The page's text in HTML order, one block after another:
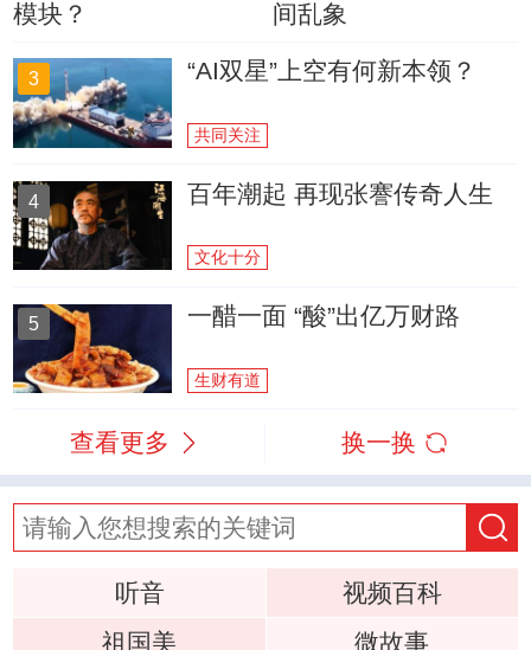
模块？
间乱象
3 “AI双星”上空有何新本领？
共同关注
4 百年潮起 再现张謇传奇人生
文化十分
5 一醋一面 “酸”出亿万财路
生财有道
查看更多 换一换
听音
视频百科
祖国美
微故事